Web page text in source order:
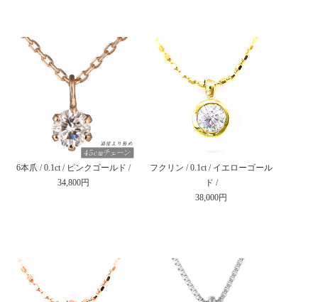
フクリン / 0.1ct / イエローゴール
ド /
38,000円
6本爪 / 0.1ct / ピンクゴールド /
34,800円